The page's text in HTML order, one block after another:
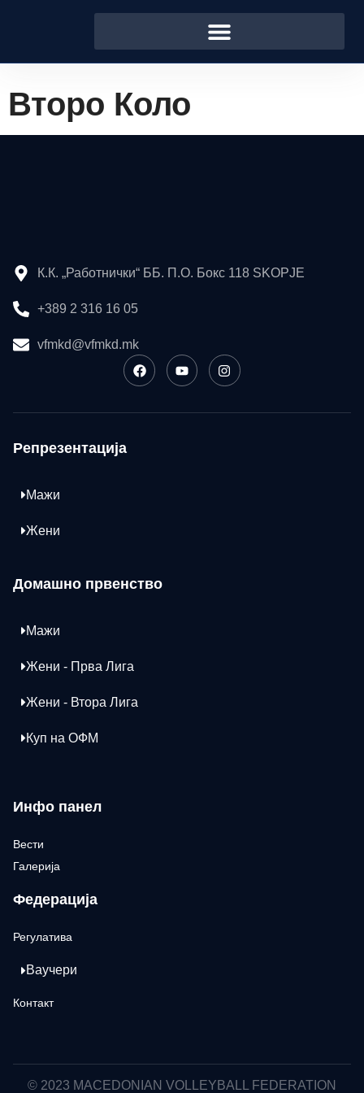
Второ Коло
К.К. „Работнички“ ББ. П.О. Бокс 118 SKOPJE
+389 2 316 16 05
vfmkd@vfmkd.mk
Репрезентација
Мажи
Жени
Домашно првенство
Мажи
Жени - Прва Лига
Жени - Втора Лига
Куп на ОФМ
Инфо панел
Вести
Галерија
Федерација
Регулатива
Ваучери
Контакт
© 2023 MACEDONIAN VOLLEYBALL FEDERATION